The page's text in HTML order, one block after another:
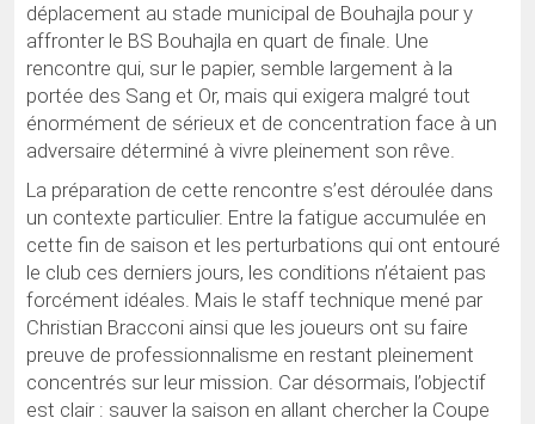
déplacement au stade municipal de Bouhajla pour y
affronter le BS Bouhajla en quart de finale. Une
rencontre qui, sur le papier, semble largement à la
portée des Sang et Or, mais qui exigera malgré tout
énormément de sérieux et de concentration face à un
adversaire déterminé à vivre pleinement son rêve.
La préparation de cette rencontre s’est déroulée dans
un contexte particulier. Entre la fatigue accumulée en
cette fin de saison et les perturbations qui ont entouré
le club ces derniers jours, les conditions n’étaient pas
forcément idéales. Mais le staff technique mené par
Christian Bracconi ainsi que les joueurs ont su faire
preuve de professionnalisme en restant pleinement
concentrés sur leur mission. Car désormais, l’objectif
est clair : sauver la saison en allant chercher la Coupe